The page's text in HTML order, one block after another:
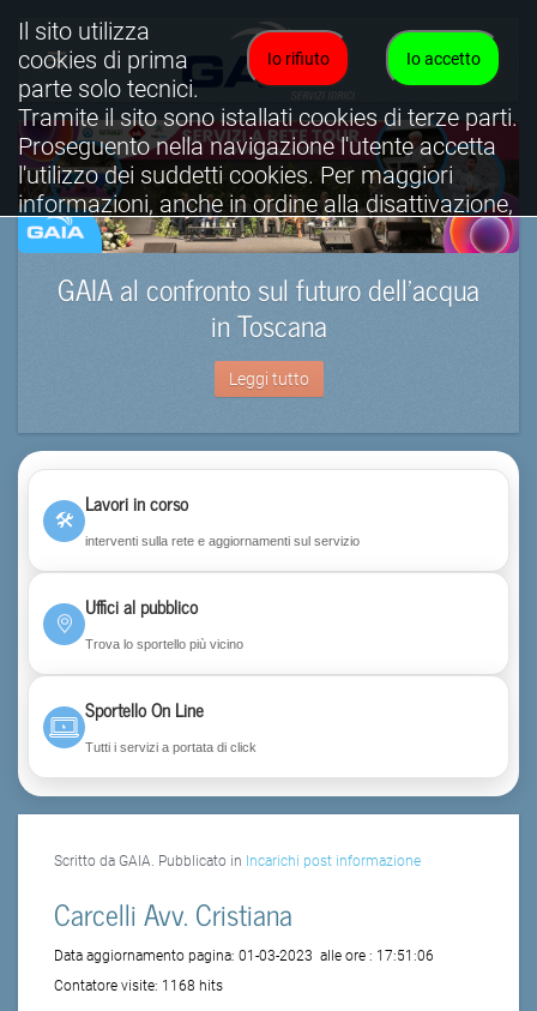
GAIA al confronto sul futuro dell’acqua
in Toscana
Leggi tutto
🛠
Lavori in corso
interventi sulla rete e aggiornamenti sul servizio
Uffici al pubblico
Trova lo sportello più vicino
Sportello On Line
Tutti i servizi a portata di click
Scritto da GAIA. Pubblicato in Incarichi post informazione
Carcelli Avv. Cristiana
Data aggiornamento pagina: 01-03-2023 alle ore : 17:51:06
Contatore visite: 1168 hits
Io accetto
Io rifiuto
Il sito utilizza
cookies di prima
parte solo tecnici.
Tramite il sito sono istallati cookies di terze parti.
Proseguento nella navigazione l'utente accetta
l'utilizzo dei suddetti cookies. Per maggiori
informazioni, anche in ordine alla disattivazione,
è possibile consultare l'informativa cookies
completa.
Visualizza informativa completa.